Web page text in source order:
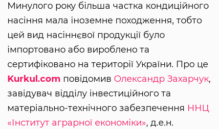
Минулого року більша частка кондиційного
насіння мала іноземне походження, тобто
цей вид насіннєвої продукції було
імпортовано або вироблено та
сертифіковано на території України. Про це
Kurkul.com повідомив Олександр Захарчук,
завідувач відділу інвестиційного та
матеріально-технічного забезпечення ННЦ
«Інститут аграрної економіки», д.е.н.